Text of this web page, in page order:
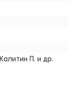
П. и др.